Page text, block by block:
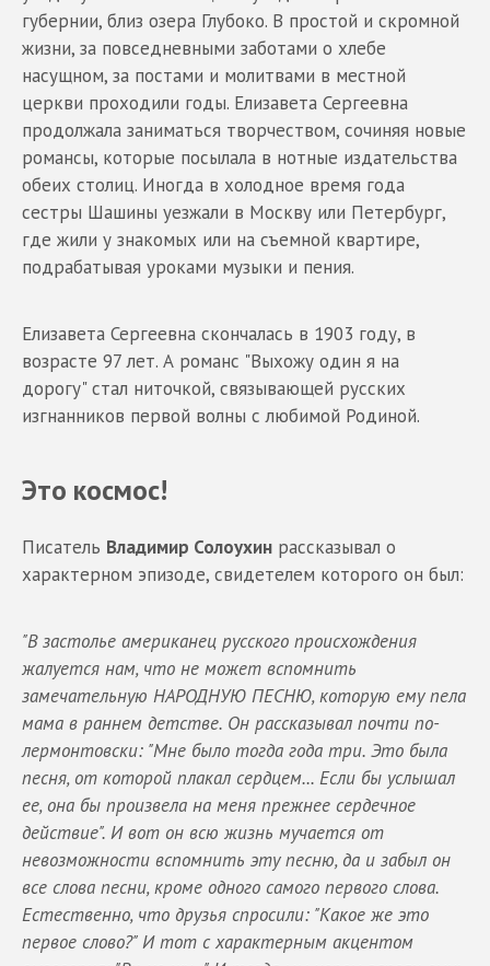
губернии, близ озера Глубоко. В простой и скромной
жизни, за повседневными заботами о хлебе
насущном, за постами и молитвами в местной
церкви проходили годы. Елизавета Сергеевна
продолжала заниматься творчеством, сочиняя новые
романсы, которые посылала в нотные издательства
обеих столиц. Иногда в холодное время года
сестры Шашины уезжали в Москву или Петербург,
где жили у знакомых или на съемной квартире,
подрабатывая уроками музыки и пения.
Елизавета Сергеевна скончалась в 1903 году, в
возрасте 97 лет. А романс "Выхожу один я на
дорогу" стал ниточкой, связывающей русских
изгнанников первой волны с любимой Родиной.
Это космос!
Писатель Владимир Солоухин рассказывал о
характерном эпизоде, свидетелем которого он был:
"В застолье американец русского происхождения
жалуется нам, что не может вспомнить
замечательную НАРОДНУЮ ПЕСНЮ, которую ему пела
мама в раннем детстве. Он рассказывал почти по-
лермонтовски: "Мне было тогда года три. Это была
песня, от которой плакал сердцем... Если бы услышал
ее, она бы произвела на меня прежнее сердечное
действие". И вот он всю жизнь мучается от
невозможности вспомнить эту песню, да и забыл он
все слова песни, кроме одного самого первого слова.
Естественно, что друзья спросили: "Какое же это
первое слово?" И тот с характерным акцентом